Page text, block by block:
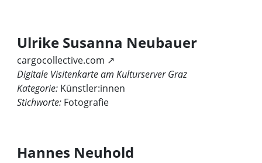
Ulrike Susanna Neubauer
cargocollective.com ↗
Digitale Visitenkarte am Kulturserver Graz
Kategorie: Künstler:innen
Stichworte: Fotografie
Hannes Neuhold